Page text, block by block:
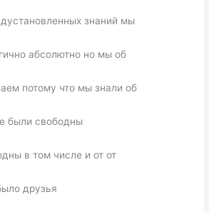
знаний мы
абсолютно но мы об
потому что мы знали об
были свободны
в том числе и от от
друзья